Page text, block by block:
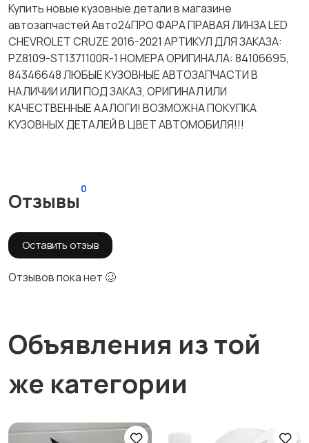
Купить новые кузовные детали в магазине
автозапчастей Авто24ПРО ФАРА ПРАВАЯ ЛИНЗА LED
CHEVROLET CRUZE 2016-2021 АРТИКУЛ ДЛЯ ЗАКАЗА:
PZ8109-ST1371100R-1 НОМЕРА ОРИГИНАЛА: 84106695,
84346648 ЛЮБЫЕ КУЗОВНЫЕ АВТОЗАПЧАСТИ В
НАЛИЧИИ ИЛИ ПОД ЗАКАЗ, ОРИГИНАЛ ИЛИ
КАЧЕСТВЕННЫЕ ААЛОГИ! ВОЗМОЖНА ПОКУПКА
КУЗОВНЫХ ДЕТАЛЕЙ В ЦВЕТ АВТОМОБИЛЯ!!!
Отзывы
0
Оставить отзыв
Отзывов пока нет 🥴
Объявления из той
же категории